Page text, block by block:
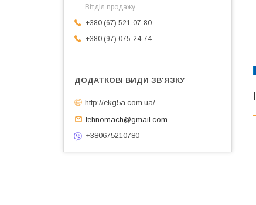
Вітділ продажу
+380 (67) 521-07-80
+380 (97) 075-24-74
http://ekg5a.com.ua/
tehnomach@gmail.com
+380675210780